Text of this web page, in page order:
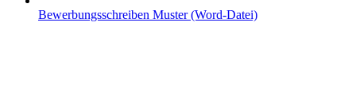
Bewerbungsschreiben Muster (Word-Datei)